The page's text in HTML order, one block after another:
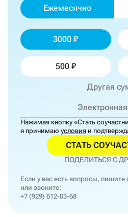
Ежемесячно
3000
500
Нажимая кнопку «Стать
я принимаю условия и
СТАТЬ
ПОДЕЛИТЬСЯ С
Если у вас есть вопросы, пишите
или звоните:
+7 (929) 612-03-68